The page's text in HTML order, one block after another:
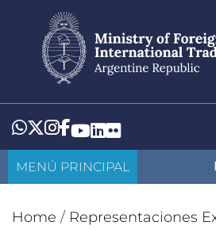
content
Whatsapp
Twitter
Instagram
Facebook
YouTube
LinkedIn
Flickr
MENÚ PRINCIPAL
Home / Representaciones